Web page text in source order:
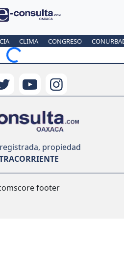
CLIMA CONGRESO
Loading...
propiedad